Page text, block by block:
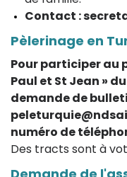
Contact :
Pèlerinage en
Pour participer au
Paul et St Jean »
demande de
numéro de
Des tracts sont à